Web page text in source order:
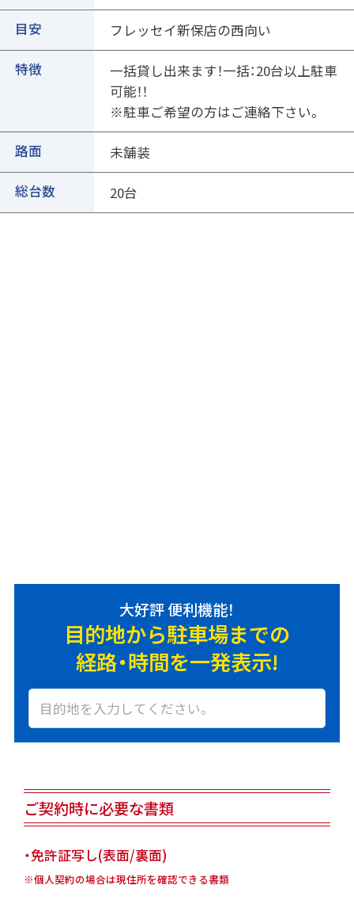
目安 フレッセイ新保店の西向い
特徴
一括貸し出来ます！一括：20台以上駐車
可能！！
※駐車ご希望の方はご連絡下さい。
路面 未舗装
総台数 20台
大好評 便利機能！
目的地から駐車場までの
経路・時間を一発表示!
ご契約時に必要な書類
・免許証写し(表面/裏面)
※個人契約の場合は現住所を確認できる書類
②ページ中ほどの各種ボタンを押します